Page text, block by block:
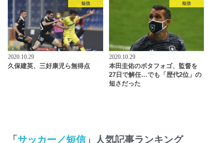
短信
2020.10.29
久保建英、三好康児ら無得点
短信
2020.10.29
本田圭佑のボタフォゴ、監督を
27日で解任…でも「歴代2位」の
短さだった
「サッカー／短信」人気記事ランキング